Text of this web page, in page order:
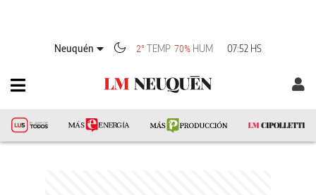
Neuquén 2° TEMP 70% HUM 07:52 HS